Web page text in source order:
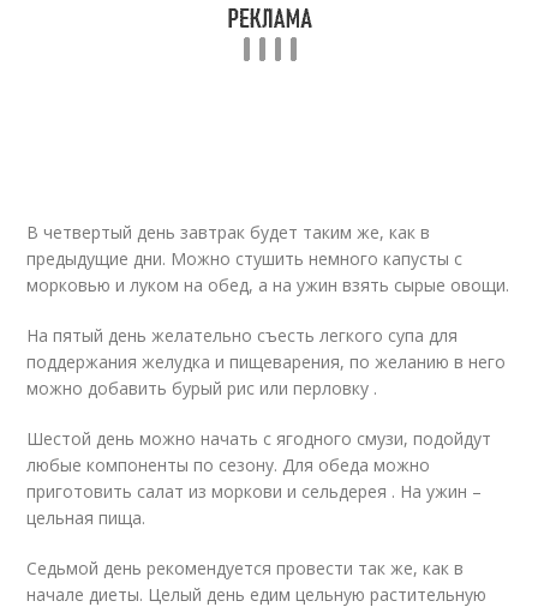
В четвертый день завтрак будет таким же, как в
предыдущие дни. Можно стушить немного капусты с
морковью и луком на обед, а на ужин взять сырые овощи.
На пятый день желательно съесть легкого супа для
поддержания желудка и пищеварения, по желанию в него
можно добавить бурый рис или перловку .
Шестой день можно начать с ягодного смузи, подойдут
любые компоненты по сезону. Для обеда можно
приготовить салат из моркови и сельдерея . На ужин –
цельная пища.
Седьмой день рекомендуется провести так же, как в
начале диеты. Целый день едим цельную растительную